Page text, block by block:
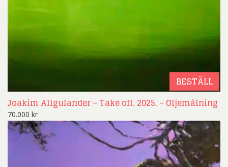
BESTÄLL
Joakim Allgulander – Take off. 2025. – Oljemålning
70.000 kr